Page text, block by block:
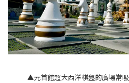
▲元首館超大西洋棋盤的廣場常